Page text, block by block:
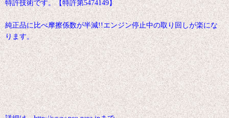
特許技術です。【特許第5474149】
純正品に比べ摩擦係数が半減!!エンジン停止中の取り回しが楽にな
ります。